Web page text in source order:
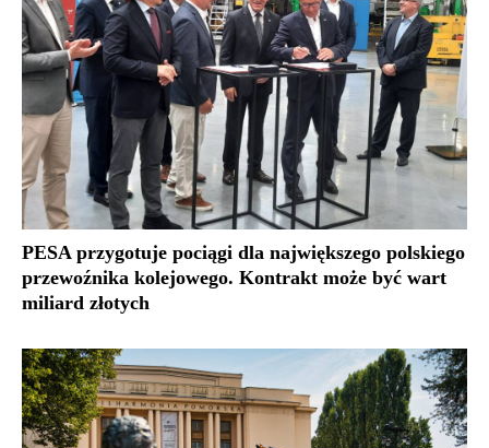
PESA przygotuje pociągi dla największego polskiego
przewoźnika kolejowego. Kontrakt może być wart
miliard złotych